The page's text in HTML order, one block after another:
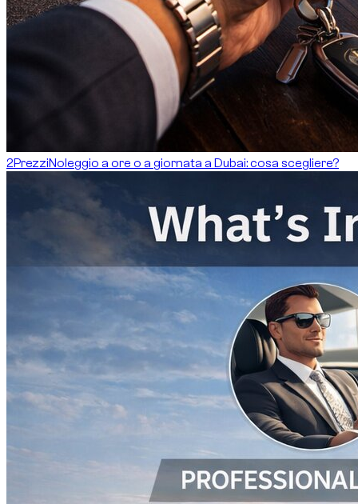
2PrezziNoleggio a ore o a giornata a Dubai: cosa scegliere?